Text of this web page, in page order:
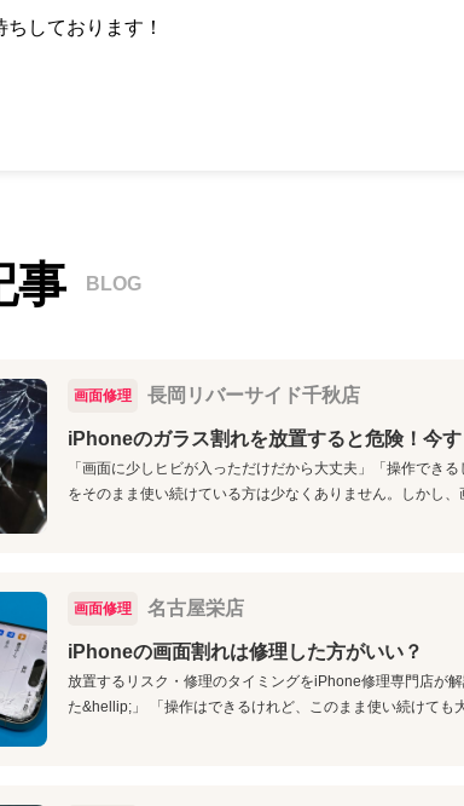
ちしております！
事 BLOG
画面修理 長岡リバーサイド千秋店
iPhoneのガラス割れを放置すると危険！今
「画面に少しヒビが入っただけだから大丈夫」「操作でき
をそのまま使い続けている方は少なくありません。しかし
画面修理 名古屋栄店
iPhoneの画面割れは修理した方がいい？
放置するリスク・修理のタイミングをiPhone修理専門店が
た&hellip;」 「操作はできるけれど、このまま使い続けても